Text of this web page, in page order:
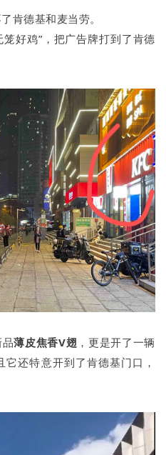
肯德基和麦当劳。
好鸡”，把广告牌打到了肯德
品薄皮焦香V翅 ，更是开了一辆
还特意开到了肯德基门口，